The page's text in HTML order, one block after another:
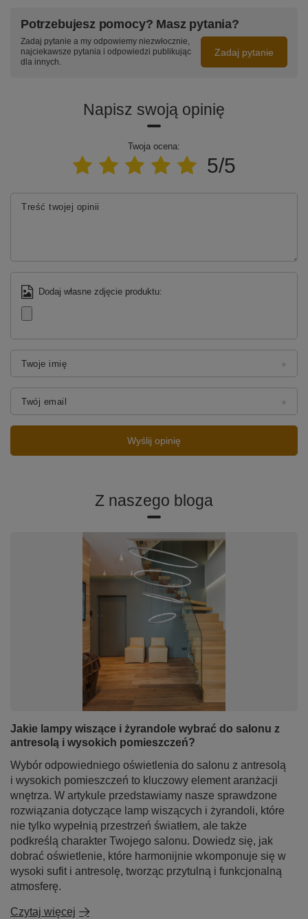
Zobacz wszystkie warianty lampy Orbit No.4
Zmień lampę według swoich potrzeb – zamów indywidualny projekt
Potrzebujesz pomocy? Masz pytania?
Zadaj pytanie a my odpowiemy niezwłocznie,
najciekawsze pytania i odpowiedzi publikując
dla innych.
Zadaj pytanie
Napisz swoją opinię
Twoja ocena:
5/5
Treść twojej opinii
Dodaj własne zdjęcie produktu:
Twoje imię
Twój email
Wyślij opinię
Z naszego bloga
Jakie lampy wiszące i żyrandole wybrać do salonu z
antresolą i wysokich pomieszczeń?
Wybór odpowiedniego oświetlenia do salonu z antresolą
i wysokich pomieszczeń to kluczowy element aranżacji
wnętrza. W artykule przedstawiamy nasze sprawdzone
rozwiązania dotyczące lamp wiszących i żyrandoli, które
nie tylko wypełnią przestrzeń światłem, ale także
podkreślą charakter Twojego salonu. Dowiedz się, jak
dobrać oświetlenie, które harmonijnie wkomponuje się w
wysoki sufit i antresolę, tworząc przytulną i funkcjonalną
atmosferę.
Czytaj więcej